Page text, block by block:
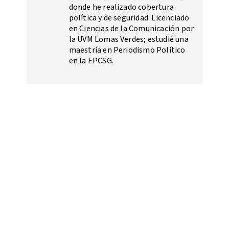
donde he realizado cobertura
política y de seguridad. Licenciado
en Ciencias de la Comunicación por
la UVM Lomas Verdes; estudié una
maestría en Periodismo Político
en la EPCSG.